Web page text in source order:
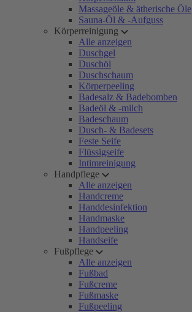
Massageöle & ätherische Öle
Sauna-Öl & -Aufguss
Körperreinigung
Alle anzeigen
Duschgel
Duschöl
Duschschaum
Körperpeeling
Badesalz & Badebomben
Badeöl & -milch
Badeschaum
Dusch- & Badesets
Feste Seife
Flüssigseife
Intimreinigung
Handpflege
Alle anzeigen
Handcreme
Handdesinfektion
Handmaske
Handpeeling
Handseife
Fußpflege
Alle anzeigen
Fußbad
Fußcreme
Fußmaske
Fußpeeling